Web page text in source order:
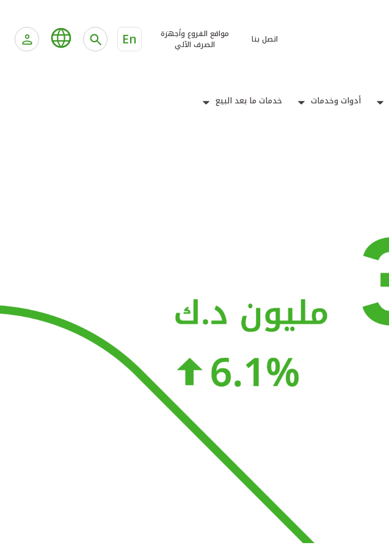
اتصل بنا
مواقع الفروع وأجهزة
الصرف الآلي
En
أدوات وخدمات خدمات ما بعد البيع